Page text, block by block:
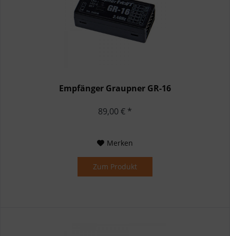
Empfänger Graupner GR-16
89,00 € *
Merken
Zum Produkt